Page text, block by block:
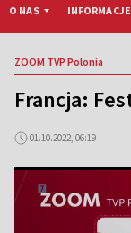
O NAS
ZOOM TVP Polonia
Francja:
01.10.2022, 06:19